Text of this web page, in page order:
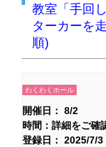
教室「手回
ターカーを
順)
わくわくホール
開催日： 8/2
時間：詳細をご確
登録日： 2025/7/3